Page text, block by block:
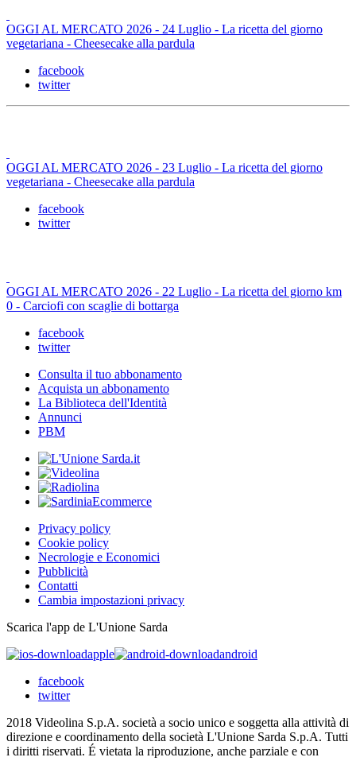
OGGI AL MERCATO 2026 - 24 Luglio - La ricetta del giorno
vegetariana - Cheesecake alla pardula
facebook
twitter
OGGI AL MERCATO 2026 - 23 Luglio - La ricetta del giorno
vegetariana - Cheesecake alla pardula
facebook
twitter
OGGI AL MERCATO 2026 - 22 Luglio - La ricetta del giorno km
0 - Carciofi con scaglie di bottarga
facebook
twitter
Consulta il tuo abbonamento
Acquista un abbonamento
La Biblioteca dell'Identità
Annunci
PBM
Privacy policy
Cookie policy
Necrologie e Economici
Pubblicità
Contatti
Cambia impostazioni privacy
Scarica l'app de L'Unione Sarda
apple
android
facebook
twitter
2018 Videolina S.p.A. società a socio unico e soggetta alla attività di
direzione e coordinamento della società L'Unione Sarda S.p.A. Tutti
i diritti riservati. É vietata la riproduzione, anche parziale e con